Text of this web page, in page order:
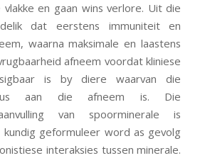
en gaan wins verlore. Uit die
dat eerstens immuniteit en
waarna maksimale en laastens
afneem voordat kliniese
is by diere waarvan die
aan die afneem is. Die
van spoorminerale is
geformuleer word as gevolg
interaksies tussen minerale.